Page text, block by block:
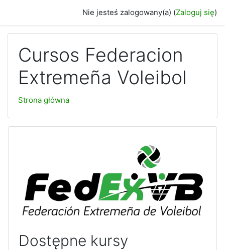
Nie jesteś zalogowany(a) (Zaloguj się)
Cursos Federacion
Extremeña Voleibol
Strona główna
Dostępne kursy